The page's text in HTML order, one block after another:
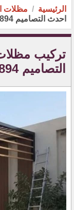
الرئيسية مظلات
احدث التصاميم 0555783894
تركيب
التصاميم 0555783894